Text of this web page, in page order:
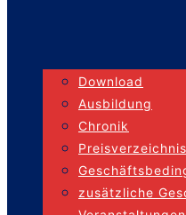
Download
Ausbildung
Chronik
Preisverzeichnis
zusätzliche